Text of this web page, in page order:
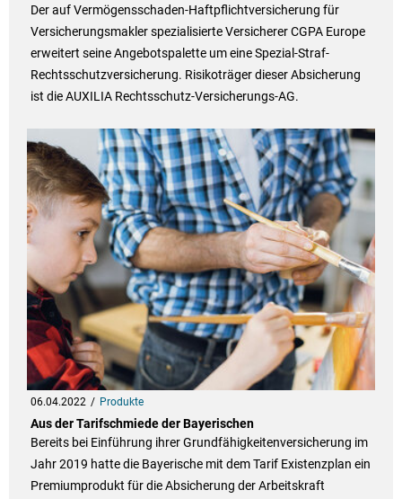
Der auf Vermögensschaden-Haftpflichtversicherung für
Versicherungsmakler spezialisierte Versicherer CGPA Europe
erweitert seine Angebotspalette um eine Spezial-Straf-
Rechtsschutzversicherung. Risikoträger dieser Absicherung
ist die AUXILIA Rechtsschutz-Versicherungs-AG.
06.04.2022 Produkte
Aus der Tarifschmiede der Bayerischen
Bereits bei Einführung ihrer Grundfähigkeitenversicherung im
Jahr 2019 hatte die Bayerische mit dem Tarif Existenzplan ein
Premiumprodukt für die Absicherung der Arbeitskraft